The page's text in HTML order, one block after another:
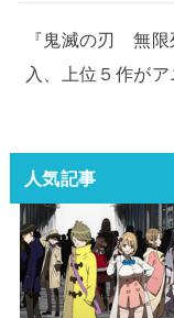
『鬼滅の刃 無
入、上位５作がア
人気記事